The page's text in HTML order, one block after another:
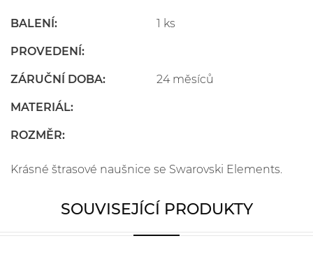
BALENÍ: 1 ks
PROVEDENÍ:
ZÁRUČNÍ DOBA: 24 měsíců
MATERIÁL:
ROZMĚR:
Krásné štrasové naušnice se Swarovski Elements.
SOUVISEJÍCÍ PRODUKTY